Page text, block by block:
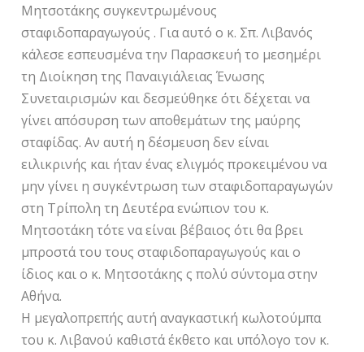
Μητσοτάκης συγκεντρωμένους
σταφιδοπαραγωγούς . Για αυτό ο κ. Σπ. Λιβανός
κάλεσε εσπευσμένα την Παρασκευή το μεσημέρι
τη Διοίκηση της Παναιγιάλειας Ένωσης
Συνεταιρισμών και δεσμεύθηκε ότι δέχεται να
γίνει απόσυρση των αποθεμάτων της μαύρης
σταφίδας. Αν αυτή η δέσμευση δεν είναι
ειλικρινής και ήταν ένας ελιγμός προκειμένου να
μην γίνει η συγκέντρωση των σταφιδοπαραγωγών
στη Τρίπολη τη Δευτέρα ενώπιον του κ.
Μητσοτάκη τότε να είναι βέβαιος ότι θα βρει
μπροστά του τους σταφιδοπαραγωγούς και ο
ίδιος και ο κ. Μητσοτάκης ς πολύ σύντομα στην
Αθήνα.
Η μεγαλοπρεπής αυτή αναγκαστική κωλοτούμπα
του κ. Λιβανού καθιστά έκθετο και υπόλογο τον κ.